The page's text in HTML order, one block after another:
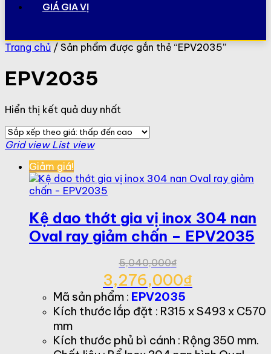
GIÁ GIA VỊ
Trang chủ / Sản phẩm được gắn thẻ “EPV2035”
EPV2035
Hiển thị kết quả duy nhất
Grid view List view
Giảm giá!
Kệ dao thớt gia vị inox 304 nan
Oval ray giảm chấn – EPV2035
5,040,000₫
5,040,000₫.
3,276,000₫
Giá
3,276,000₫.
Mã sản phẩm : EPV2035
Kích thước lắp đặt : R315 x S493 x C570
mm
Kích thước phủ bì cánh : Rộng 350 mm.